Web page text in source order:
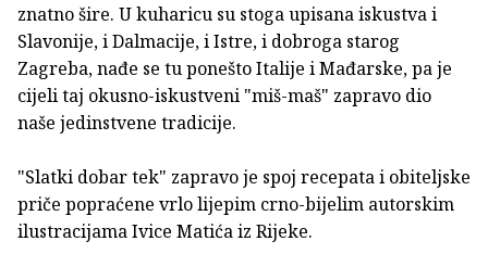
znatno šire. U kuharicu su stoga upisana iskustva i
Slavonije, i Dalmacije, i Istre, i dobroga starog
Zagreba, nađe se tu ponešto Italije i Mađarske, pa je
cijeli taj okusno-iskustveni "miš-maš" zapravo dio
naše jedinstvene tradicije.
"Slatki dobar tek" zapravo je spoj recepata i obiteljske
priče popraćene vrlo lijepim crno-bijelim autorskim
ilustracijama Ivice Matića iz Rijeke.